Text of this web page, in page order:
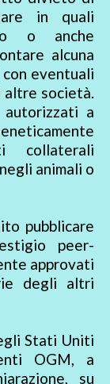
in quali
o anche
alcuna
eventuali
altre società.
a
collaterali
animali o
pubblicare
peer-
approvati
degli altri
Stati Uniti
OGM, a
su